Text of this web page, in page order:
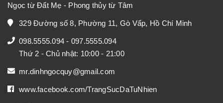
Ngọc từ Đất Mẹ - Phong thủy từ Tâm
329 Đường số 8, Phường 11, Gò Vấp, Hồ Chí Minh
098.5555.094 - 097.5555.094
Thứ 2 - Chủ nhật: 10:00 - 21:00
mr.dinhngocquy@gmail.com
www.facebook.com/TrangSucDaTuNhien